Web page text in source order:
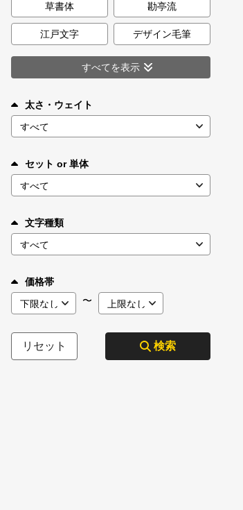
お気に入り
ご利用ガイド
お問い合わせ
草書体 勘亭流
江戸文字 デザイン毛筆
すべてを表示
太さ・ウェイト
セット or 単体
文字種類
価格帯
〜
リセット 検索